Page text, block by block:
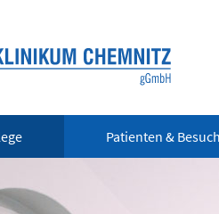
Patienten &